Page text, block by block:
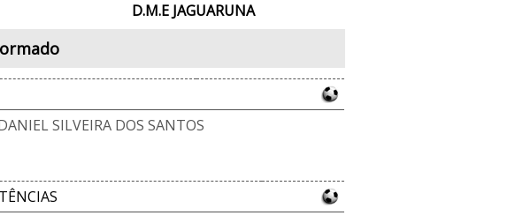
D.M.E JAGUARUNA
SILVEIRA DOS SANTOS